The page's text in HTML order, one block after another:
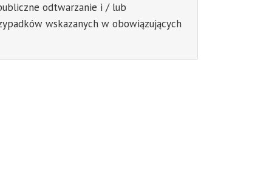
odtwarzanie i / lub
wskazanych w obowiązujących